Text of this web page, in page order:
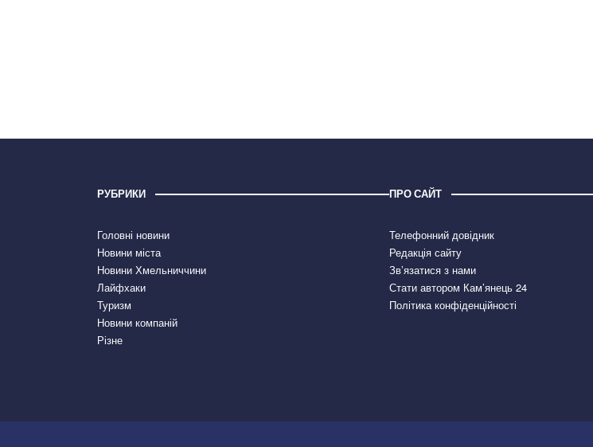
РУБРИКИ
Головні новини
Новини міста
Новини Хмельниччини
Лайфхаки
Туризм
Новини компаній
Різне
ПРО САЙТ
Телефонний довідник
Редакція сайту
Зв’язатися з нами
Стати автором Кам’янець 24
Політика конфіденційності